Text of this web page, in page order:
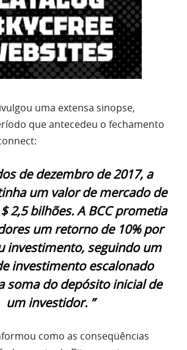
uma extensa sinopse,
que antecedeu o fechamento
de dezembro de 2017, a
um valor de mercado de
2,5 bilhões. A BCC prometia
um retorno de 10% por
investimento, seguindo um
investimento escalonado
soma do depósito inicial de
um investidor. ”
como as conseqüências